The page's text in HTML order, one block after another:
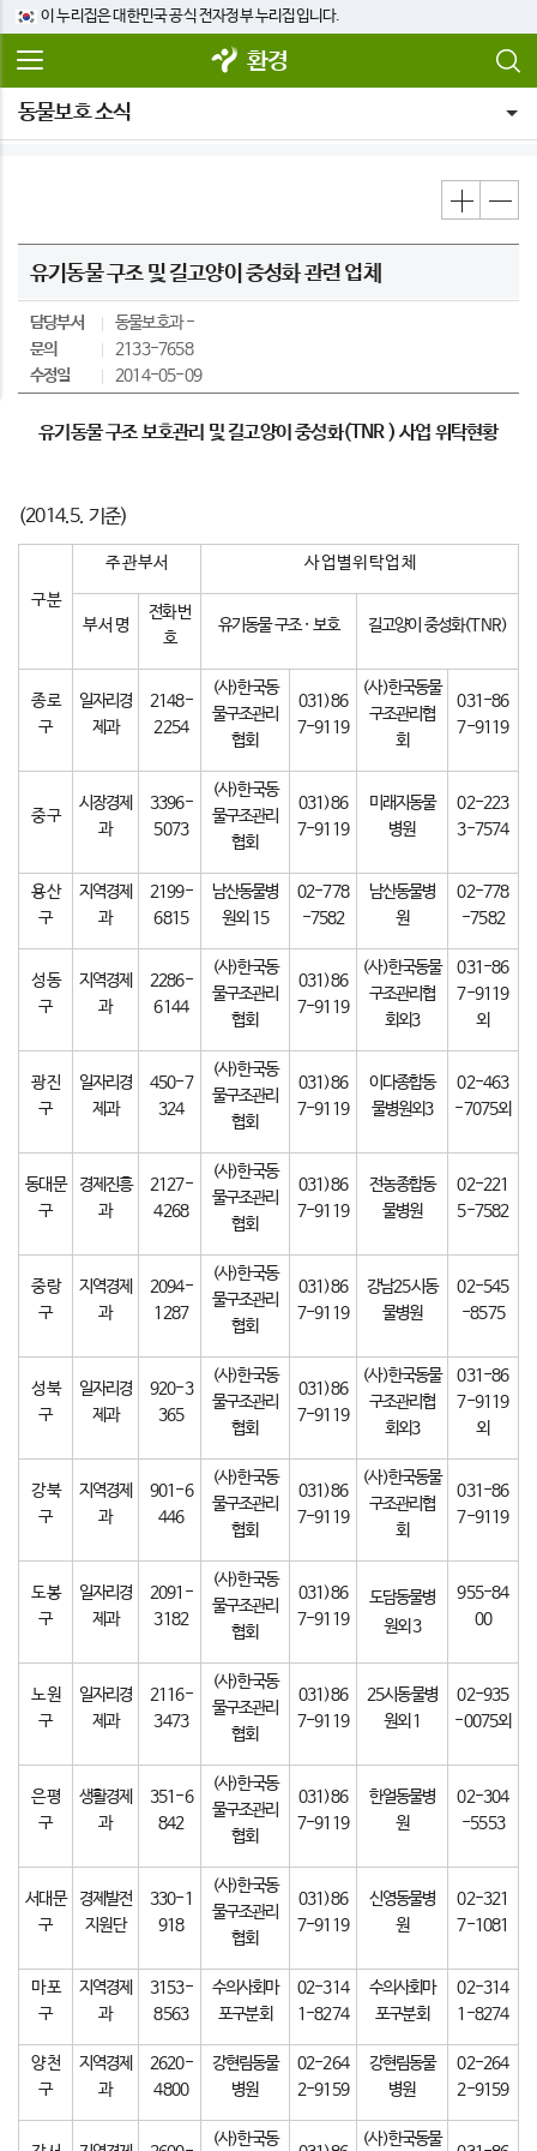
이 누리집은 대한민국 공식 전자정부 누리집입니다.
환경
동물보호 소식
유기동물 구조 및 길고양이 중성화 관련 업체
담당부서
동물보호과
문의
2133-7658
수정일
2014-05-09
유기동물 구조 보호관리 및 길고양이 중성화(TNR ) 사업 위탁현황
(2014.5. 기준)
구 분
주 관 부 서 사 업 별 위 탁 업 체
부 서 명
전화 번
호
유기동물 구조 · 보호 길고양이 중성화(TNR)
종 로
구
일자리경
제과
2148-
2254
(사)한국동
물구조관리
협회
031)86
7-9119
(사)한국동물
구조관리협
회
031-86
7-9119
중 구
시장경제
과
3396-
5073
(사)한국동
물구조관리
협회
031)86
7-9119
미래지동물
병원
02-223
3-7574
용 산
구
지역경제
과
2199-
6815
남산동물병
원외 15
02-778
-7582
남산동물병
원
02-778
-7582
성 동
구
지역경제
과
2286-
6144
(사)한국동
물구조관리
협회
031)86
7-9119
(사)한국동물
구조관리협
회외3
031-86
7-9119
외
광 진
구
일자리경
제과
450-7
324
(사)한국동
물구조관리
협회
031)86
7-9119
이다종합동
물병원외3
02-463
-7075외
동대문
구
경제진흥
과
2127-
4268
(사)한국동
물구조관리
협회
031)86
7-9119
전농종합동
물병원
02-221
5-7582
중 랑
구
지역경제
과
2094-
1287
(사)한국동
물구조관리
협회
031)86
7-9119
강남25시동
물병원
02-545
-8575
성 북
구
일자리경
제과
920-3
365
(사)한국동
물구조관리
협회
031)86
7-9119
(사)한국동물
구조관리협
회외3
031-86
7-9119
외
강 북
구
지역경제
과
901-6
446
(사)한국동
물구조관리
협회
031)86
7-9119
(사)한국동물
구조관리협
회
031-86
7-9119
도 봉
구
일자리경
제과
2091-
3182
(사)한국동
물구조관리
협회
031)86
7-9119
도담동물병
원외 3
955-84
00
노 원
구
일자리경
제과
2116-
3473
(사)한국동
물구조관리
협회
031)86
7-9119
25시동물병
원외 1
02-935
-0075외
은 평
구
생활경제
과
351-6
842
(사)한국동
물구조관리
협회
031)86
7-9119
한얼동물병
원
02-304
-5553
서대문
구
경제발전
지원단
330-1
918
(사)한국동
물구조관리
협회
031)86
7-9119
신영동물병
원
02-321
7-1081
마 포
구
지역경제
과
3153-
8563
수의사회마
포구분회
02-314
1-8274
수의사회마
포구분회
02-314
1-8274
양 천
구
지역경제
과
2620-
4800
강현림동물
병원
02-264
2-9159
강현림동물
병원
02-264
2-9159
(사)한국동 (사)한국동물